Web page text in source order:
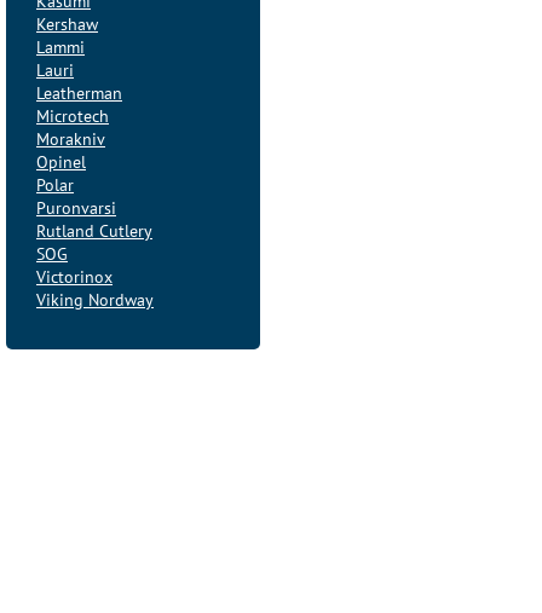
Kershaw
Lammi
Lauri
Leatherman
Microtech
Morakniv
Opinel
Polar
Puronvarsi
Rutland Cutlery
SOG
Victorinox
Viking Nordway